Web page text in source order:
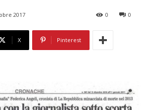
2017 0
0
X Pinterest